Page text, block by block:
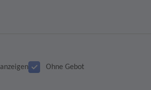
Ohne Gebot